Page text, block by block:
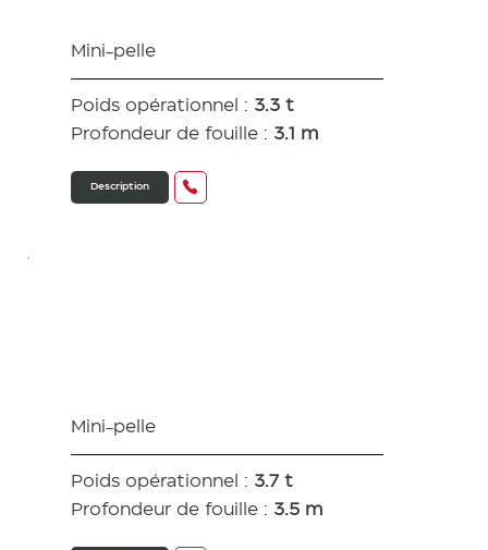
Mini-pelle
Poids opérationnel : 3.3 t
Profondeur de fouille : 3.1 m
Description
Mini-pelle
Poids opérationnel : 3.7 t
Profondeur de fouille : 3.5 m